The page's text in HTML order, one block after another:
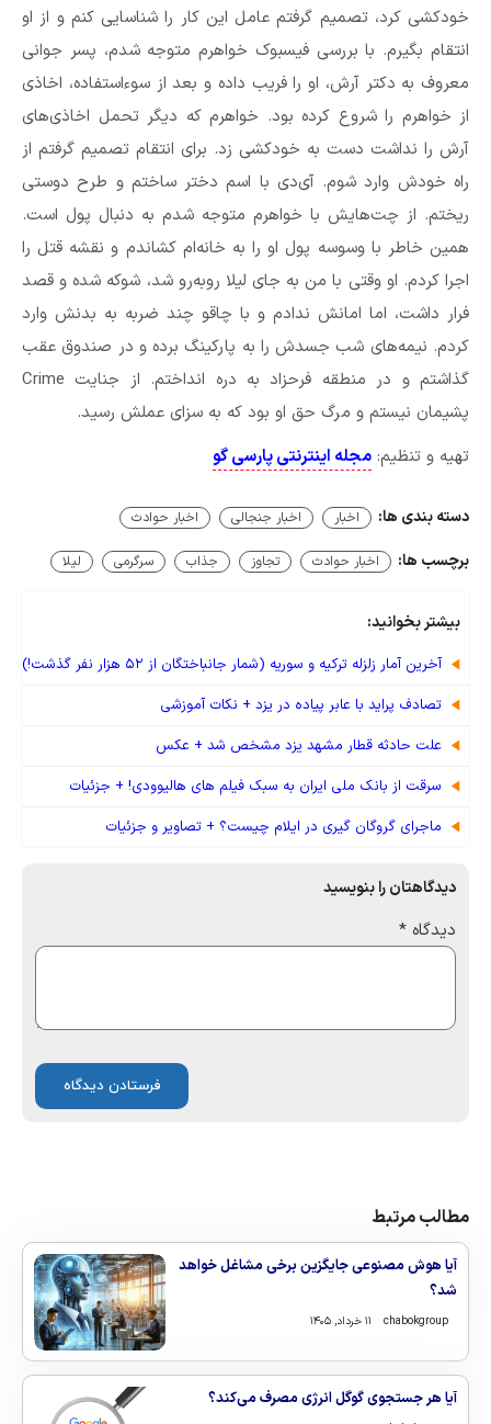
خودکشی کرد، تصمیم گرفتم عامل این کار را شناسایی کنم و از او
انتقام بگیرم. با بررسی فیسبوک خواهرم متوجه شدم، پسر جوانی
معروف به دکتر آرش، او را فریب داده و بعد از سوءاستفاده، اخاذی
از خواهرم را شروع کرده بود. خواهرم که دیگر تحمل اخاذی‌های
آرش را نداشت دست به خودکشی زد. برای انتقام تصمیم گرفتم از
راه خودش وارد شوم. آی‌دی با اسم دختر ساختم و طرح دوستی
ریختم. از چت‌هایش با خواهرم متوجه شدم به دنبال پول است.
همین خاطر با وسوسه پول او را به خانه‌ام کشاندم و نقشه قتل را
اجرا کردم. او وقتی با من به جای لیلا روبه‌رو شد، شوکه شده و قصد
فرار داشت، اما امانش ندادم و با چاقو چند ضربه به بدنش وارد
کردم. نیمه‌های شب جسدش را به پارکینگ برده و در صندوق عقب
گذاشتم و در منطقه فرحزاد به دره انداختم. از جنایت Crime
پشیمان نیستم و مرگ حق او بود که به سزای عملش رسید.
تهیه و تنظیم: مجله اینترنتی پارسی گو
دسته بندی ها: اخبار اخبار جنجالی اخبار حوادث
برچسب ها: اخبار حوادث تجاوز جذاب سرگرمی لیلا
بیشتر بخوانید:
آخرین آمار زلزله ترکیه و سوریه (شمار جانباختگان از ۵۲ هزار نفر گذشت!)
تصادف پراید با عابر پیاده در یزد + نکات آموزشی
علت حادثه قطار مشهد یزد مشخص شد + عکس
سرقت از بانک ملی ایران به سبک فیلم های هالیوودی! + جزئیات
ماجرای گروگان گیری در ایلام چیست؟ + تصاویر و جزئیات
دیدگاهتان را بنویسید
دیدگاه *
مطالب مرتبط
آیا هوش مصنوعی جایگزین برخی مشاغل خواهد
شد؟
chabokgroup ۱۱ خرداد, ۱۴۰۵
آیا هر جستجوی گوگل انرژی مصرف می‌کند؟